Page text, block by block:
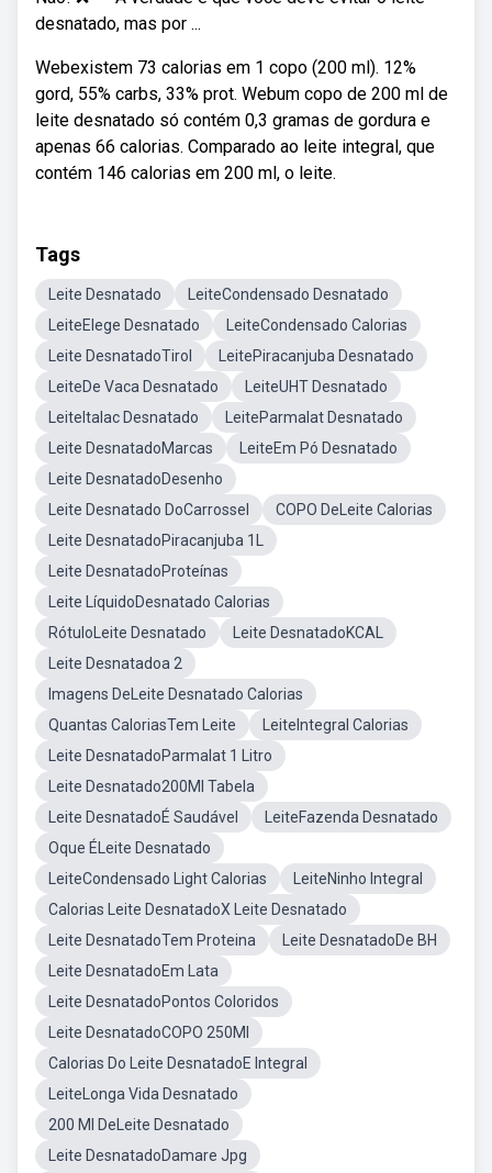
desnatado, mas por ...
Webexistem 73 calorias em 1 copo (200 ml). 12%
gord, 55% carbs, 33% prot. Webum copo de 200 ml de
leite desnatado só contém 0,3 gramas de gordura e
apenas 66 calorias. Comparado ao leite integral, que
contém 146 calorias em 200 ml, o leite.
Tags
Leite Desnatado
LeiteCondensado Desnatado
LeiteElege Desnatado
LeiteCondensado Calorias
Leite DesnatadoTirol
LeitePiracanjuba Desnatado
LeiteDe Vaca Desnatado
LeiteUHT Desnatado
LeiteItalac Desnatado
LeiteParmalat Desnatado
Leite DesnatadoMarcas
LeiteEm Pó Desnatado
Leite DesnatadoDesenho
Leite Desnatado DoCarrossel
COPO DeLeite Calorias
Leite DesnatadoPiracanjuba 1L
Leite DesnatadoProteínas
Leite LíquidoDesnatado Calorias
RótuloLeite Desnatado
Leite DesnatadoKCAL
Leite Desnatadoa 2
Imagens DeLeite Desnatado Calorias
Quantas CaloriasTem Leite
LeiteIntegral Calorias
Leite DesnatadoParmalat 1 Litro
Leite Desnatado200Ml Tabela
Leite DesnatadoÉ Saudável
LeiteFazenda Desnatado
Oque ÉLeite Desnatado
LeiteCondensado Light Calorias
LeiteNinho Integral
Calorias Leite DesnatadoX Leite Desnatado
Leite DesnatadoTem Proteina
Leite DesnatadoDe BH
Leite DesnatadoEm Lata
Leite DesnatadoPontos Coloridos
Leite DesnatadoCOPO 250Ml
Calorias Do Leite DesnatadoE Integral
LeiteLonga Vida Desnatado
200 Ml DeLeite Desnatado
Leite DesnatadoDamare Jpg